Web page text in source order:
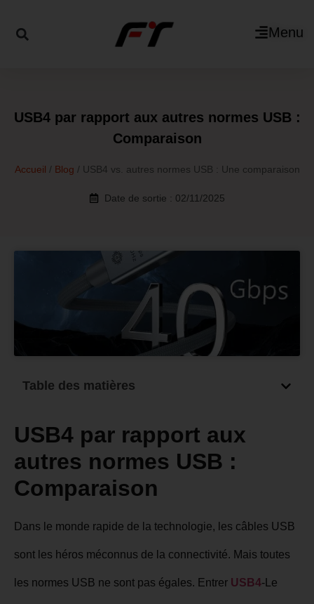
Menu
USB4 par rapport aux autres normes USB :
Comparaison
Accueil / Blog / USB4 vs. autres normes USB : Une comparaison
Date de sortie : 02/11/2025
Table des matières
USB4 par rapport aux
autres normes USB :
Comparaison
Dans le monde rapide de la technologie, les câbles USB
sont les héros méconnus de la connectivité. Mais toutes
les normes USB ne sont pas égales. Entrer USB4-Le